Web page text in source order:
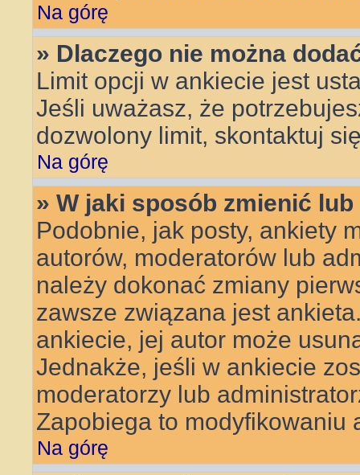
Na górę
» Dlaczego nie można
Limit opcji w ankiecie jest
Jeśli uważasz, że
dozwolony limit, skontaktuj
Na górę
» W jaki sposób zmienić
Podobnie, jak posty, ankiety
autorów, moderatorów lub
należy dokonać zmiany
zawsze związana jest
ankiecie, jej autor może
Jednakże, jeśli w ankiecie
moderatorzy lub
Zapobiega to modyfikowaniu
Na górę